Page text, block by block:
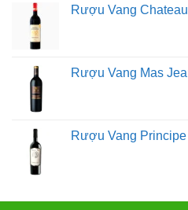
Rượu Vang
Rượu Vang Mas
Rượu Vang